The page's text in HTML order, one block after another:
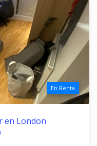
En Renta
en London